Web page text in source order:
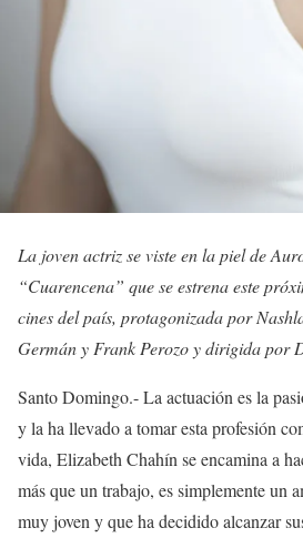
La joven actriz se viste en la piel de
“Cuarencena” que se estrena este
cines del país, protagonizada por
Germán y Frank Perozo y dirigida por
Santo Domingo.- La actuación es la
y la ha llevado a tomar esta profesión
vida, Elizabeth Chahín se encamina a
más que un trabajo, es simplemente un
muy joven y que ha decidido alcanzar